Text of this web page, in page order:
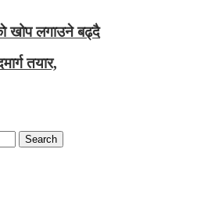
खोप लगाउने बढ्दै
तयार,